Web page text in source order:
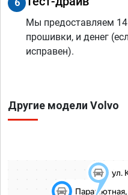
6
Мы предоставляем 14
прошивки, и денег
исправен).
Другие модели Volvo